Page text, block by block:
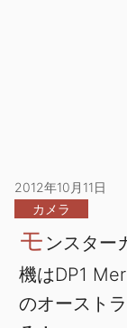
2012年10月11日
カメラ
モ ンスター
機はDP1
のオースト